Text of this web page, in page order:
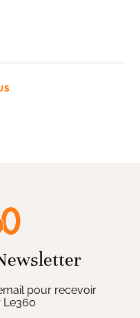
pour recevoir
Le360